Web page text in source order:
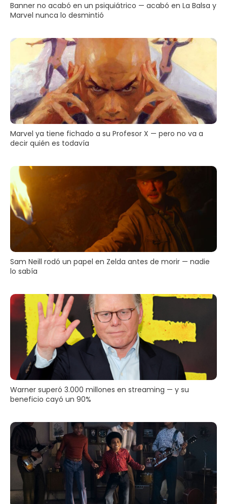
Banner no acabó en un psiquiátrico — acabó en La Balsa y
Marvel nunca lo desmintió
Marvel ya tiene fichado a su Profesor X — pero no va a
decir quién es todavía
Sam Neill rodó un papel en Zelda antes de morir — nadie
lo sabía
Warner superó 3.000 millones en streaming — y su
beneficio cayó un 90%